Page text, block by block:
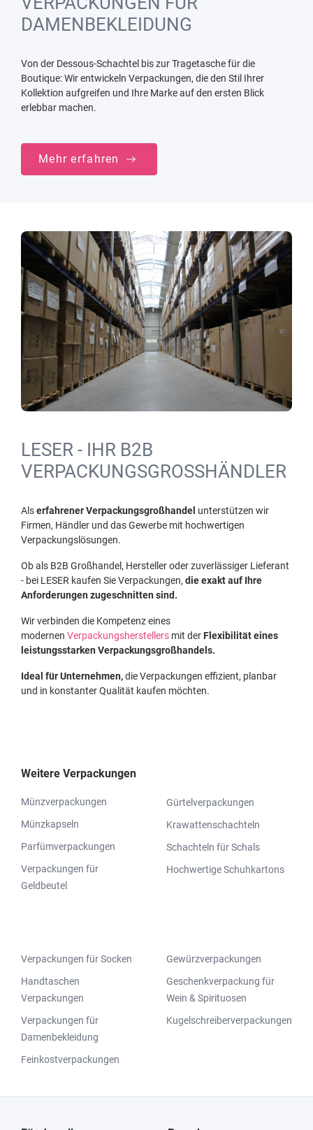
DAMENBEKLEIDUNG
Von der Dessous-Schachtel bis zur Tragetasche für die
Boutique: Wir entwickeln Verpackungen, die den Stil Ihrer
Kollektion aufgreifen und Ihre Marke auf den ersten Blick
erlebbar machen.
Mehr erfahren
LESER - IHR B2B
VERPACKUNGSGROSSHÄNDLER
Alserfahrener Verpackungsgroßhandel unterstützen wir
Firmen, Händler und das Gewerbe mit hochwertigen
Verpackungslösungen.
Ob als B2B Großhandel, Hersteller oder zuverlässiger Lieferant
- bei LESER kaufen Sie Verpackungen, die exakt auf Ihre
Anforderungen zugeschnitten sind.
Wir verbinden die Kompetenz eines
modernen Verpackungsherstellers mit der Flexibilität eines
leistungsstarken Verpackungsgroßhandels.
Ideal für Unternehmen,die Verpackungen effizient, planbar
und in konstanter Qualität kaufen möchten.
Weitere Verpackungen
Münzverpackungen
Münzkapseln
Parfümverpackungen
Verpackungen für
Geldbeutel
Gürtelverpackungen
Krawattenschachteln
Schachteln für Schals
Hochwertige Schuhkartons
Verpackungen für Socken
Handtaschen
Verpackungen
Verpackungen für
Damenbekleidung
Feinkostverpackungen
Gewürzverpackungen
Geschenkverpackung für
Wein & Spirituosen
Kugelschreiberverpackungen